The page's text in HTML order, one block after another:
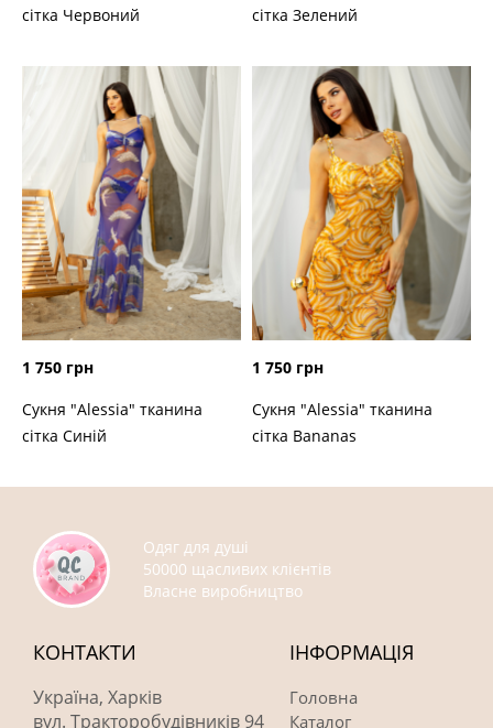
сітка Червоний
сітка Зелений
1 750 грн
Сукня "Alessia" тканина
сітка Синій
1 750 грн
Сукня "Alessia" тканина
сітка Bananas
Одяг для душі
50000 щасливих клієнтів
Власне виробництво
КОНТАКТИ
Україна, Харків
вул. Тракторобудівників 94
ІНФОРМАЦІЯ
Головна
Каталог